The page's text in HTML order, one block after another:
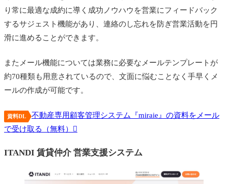
り常に最適な成約に導く成功ノウハウを営業にフィードバック
するサジェスト機能があり、連絡のし忘れを防ぎ営業活動を円
滑に進めることができます。
またメール機能については業務に必要なメールテンプレートが
約70種類も用意されているので、文面に悩むことなく手早くメ
ールの作成が可能です。
資料DL
不動産専用顧客管理システム『miraie』の資料をメール
で受け取る（無料）
ITANDI 賃貸仲介 営業支援システム